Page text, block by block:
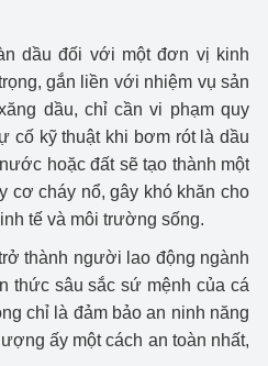
Tổ chức kiểm định kỹ thuật an
động thuộc thẩm quyền quản lý
Bộ Công Thương
Tổ chức được cấp GCN đăng
động kiểm định thiết bị, dụng
làm việc ở môi trường không
Cơ sở sản xuất, sửa chữa chai
LPG
Tổ chức huấn luyện, bồi dưỡng
Thương
Thương
tiết kiệm và
Hiệu quả năng lượng
và đổi mới sáng
dầu đối với một đơn vị kinh
gắn liền với nhiệm vụ sản
dầu, chỉ cần vi phạm quy
cố kỹ thuật khi bơm rót là dầu
hoặc đất sẽ tạo thành một
cơ cháy nổ, gây khó khăn cho
tế và môi trường sống.
thành người lao động ngành
thức sâu sắc sứ mệnh của cá
chỉ là đảm bảo an ninh năng
ấy một cách an toàn nhất,